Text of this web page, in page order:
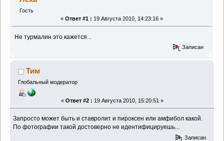
Гость
« Ответ #1 : 19 Августа 2010, 14:23:16 »
Не турмалин это кажется...
Записан
Тим
Глобальный модератор
« Ответ #2 : 19 Августа 2010, 15:20:51 »
Запросто может быть и ставролит и пироксен или амфибол какой.
По фотографии такой достоверно не идентифицируешь...
Записан